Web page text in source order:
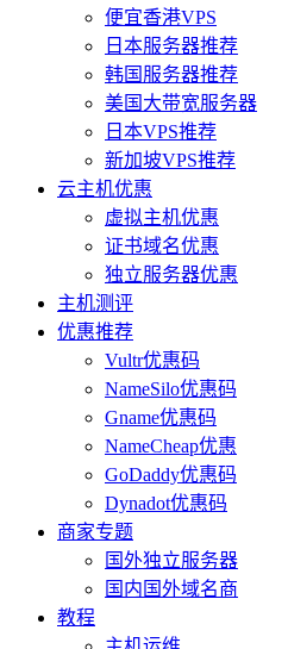
便宜香港VPS
日本服务器推荐
韩国服务器推荐
美国大带宽服务器
日本VPS推荐
新加坡VPS推荐
云主机优惠
虚拟主机优惠
证书域名优惠
独立服务器优惠
主机测评
优惠推荐
Vultr优惠码
NameSilo优惠码
Gname优惠码
NameCheap优惠
GoDaddy优惠码
Dynadot优惠码
商家专题
国外独立服务器
国内国外域名商
教程